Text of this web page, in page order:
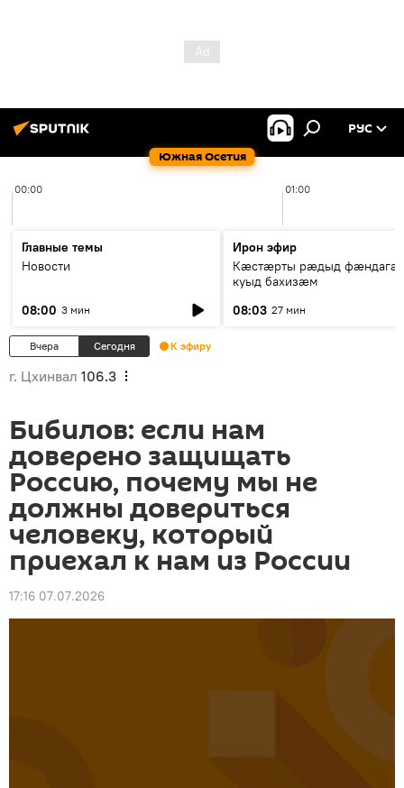
Южная Осетия
РУС
00:00 01:00
Главные темы
Новости
08:00 3 мин
Ирон эфир
Кæстæрты рæдыд
куыд бахизæм
08:03 27 мин
Вчера Сегодня К эфиру
г. Цхинвал 106.3
Бибилов: если нам
доверено защищать
Россию, почему мы не
должны довериться
человеку, который
приехал к нам из России
17:16 07.07.2026